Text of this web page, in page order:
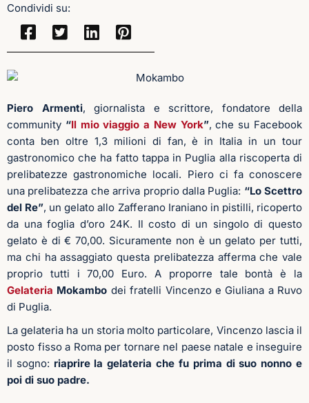
Condividi su:
Piero Armenti, giornalista e scrittore, fondatore della
community “Il mio viaggio a New York”, che su Facebook
conta ben oltre 1,3 milioni di fan, è in Italia in un tour
gastronomico che ha fatto tappa in Puglia alla riscoperta di
prelibatezze gastronomiche locali. Piero ci fa conoscere
una prelibatezza che arriva proprio dalla Puglia: “Lo Scettro
del Re”, un gelato allo Zafferano Iraniano in pistilli, ricoperto
da una foglia d’oro 24K. Il costo di un singolo di questo
gelato è di € 70,00. Sicuramente non è un gelato per tutti,
ma chi ha assaggiato questa prelibatezza afferma che vale
proprio tutti i 70,00 Euro.
A proporre tale bontà è la
Gelateria Mokambo dei fratelli Vincenzo e Giuliana a Ruvo
di Puglia.
La gelateria ha un storia molto particolare, Vincenzo lascia il
posto fisso a Roma per tornare nel paese natale e inseguire
il sogno: riaprire la gelateria che fu prima di suo nonno e
poi di suo padre.